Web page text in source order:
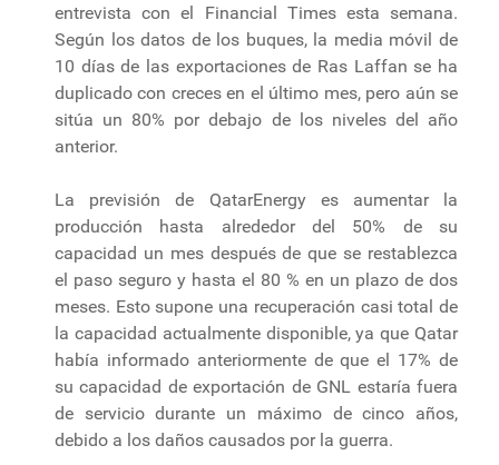
entrevista con el Financial Times esta semana.
Según los datos de los buques, la media móvil de
10 días de las exportaciones de Ras Laffan se ha
duplicado con creces en el último mes, pero aún se
sitúa un 80% por debajo de los niveles del año
anterior.
La previsión de QatarEnergy es aumentar la
producción hasta alrededor del 50% de su
capacidad un mes después de que se restablezca
el paso seguro y hasta el 80 % en un plazo de dos
meses. Esto supone una recuperación casi total de
la capacidad actualmente disponible, ya que Qatar
había informado anteriormente de que el 17% de
su capacidad de exportación de GNL estaría fuera
de servicio durante un máximo de cinco años,
debido a los daños causados por la guerra.